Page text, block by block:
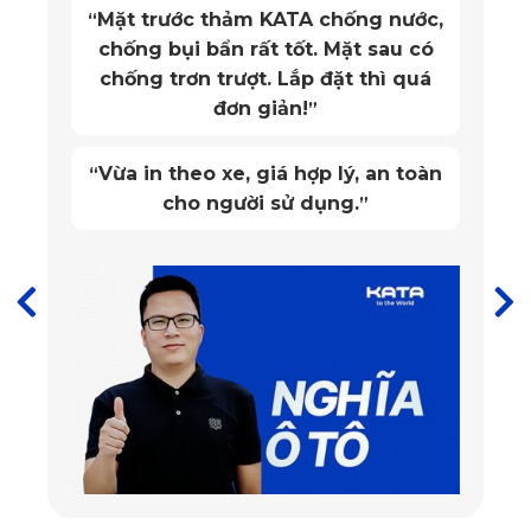
1.3. Thiết Kế Họa Tiết Kim Cương Tăng Vẻ Đẹp Thẩm Mỹ
Một trong những điểm nhấn đặc trưng của dòng thảm sàn ô
vân kim cương ba chiều. Với thiết kế này, thảm vừa mang
bước lên xuống xe. Điều này đặc biệt hữu ích khi bạn sử
dụng xe dưới trời mưa hoặc trong điều kiện trơn trượt.
“Mặt trước thảm KATA chống nước,
chống bụi bẩn rất tốt. Mặt sau có
chống trơn trượt. Lắp đặt thì quá
đơn giản!”
“Vừa in theo xe, giá hợp lý, an toàn
cho người sử dụng.”